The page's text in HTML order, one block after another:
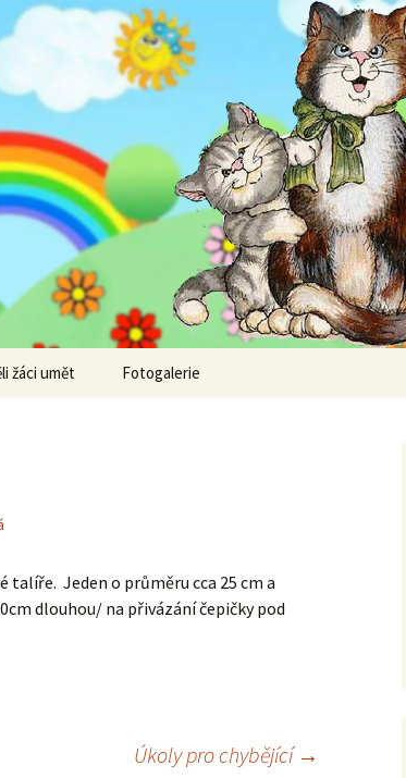
žáci umět Fotogalerie
talíře. Jeden o průměru cca 25 cm a
dlouhou/ na přivázání čepičky pod
Úkoly pro chybějící →